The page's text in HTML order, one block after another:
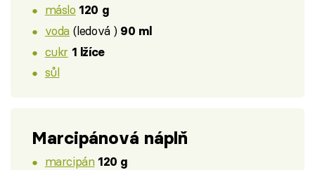
máslo 120 g
voda (ledová ) 90 ml
cukr 1 lžíce
sůl
Marcipánová náplň
marcipán 120 g